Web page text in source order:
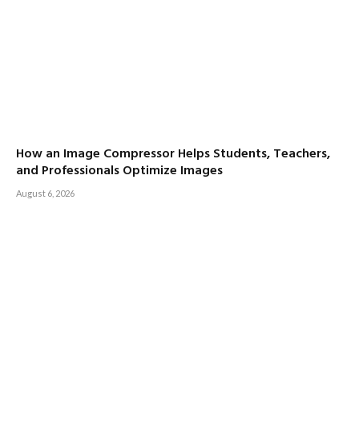
How an Image Compressor Helps Students, Teachers,
and Professionals Optimize Images
August 6, 2026